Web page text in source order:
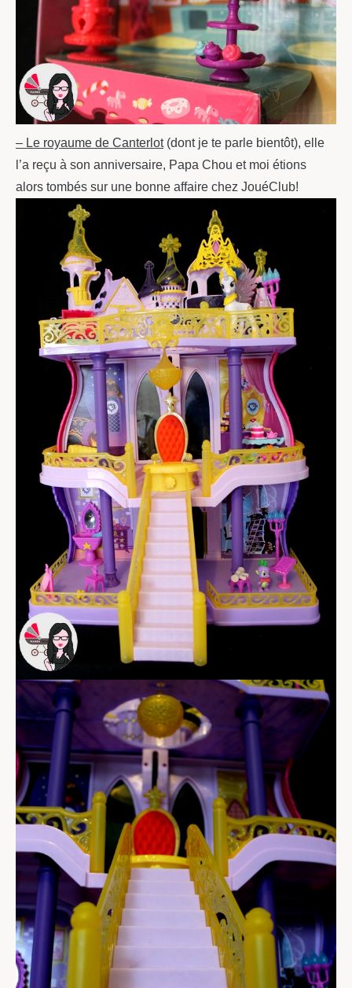
– Le royaume de Canterlot(dont je te parle bientôt), elle
l’a reçu à son anniversaire, Papa Chou et moi étions
alors tombés sur une bonne affaire chez JouéClub!